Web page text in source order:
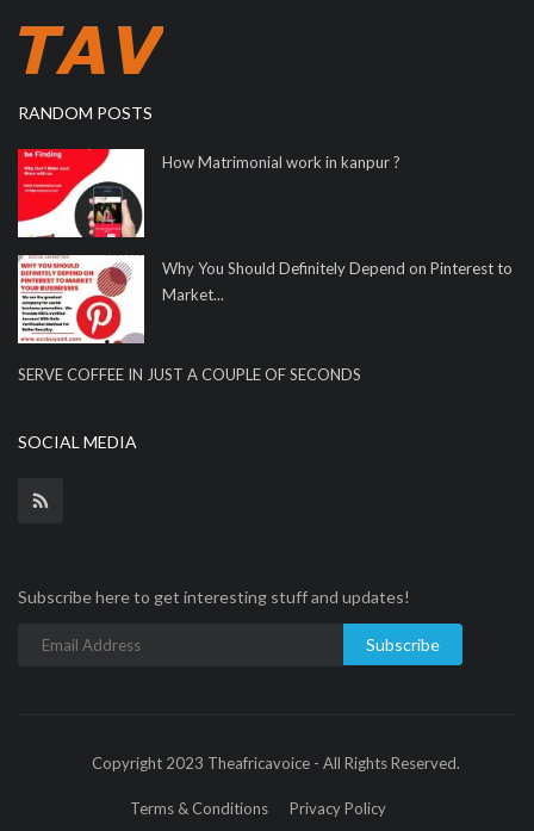
RANDOM POSTS
How Matrimonial work in kanpur ?
Why You Should Definitely Depend on Pinterest to
Market...
SERVE COFFEE IN JUST A COUPLE OF SECONDS
SOCIAL MEDIA
Subscribe here to get interesting stuff and updates!
Subscribe
Copyright 2023 Theafricavoice - All Rights Reserved.
Terms & Conditions Privacy Policy